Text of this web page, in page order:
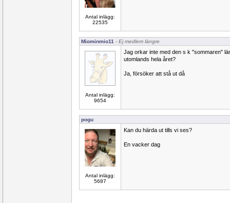
Antal inlägg:
22535
Miominmio11 - Ej medlem längre
Antal inlägg:
9654
Jag orkar inte med den s k "sommaren"
utomlands hela året?
Ja, försöker att stå ut då
pogu
Antal inlägg:
5687
Kan du härda ut tills vi ses?
En vacker dag